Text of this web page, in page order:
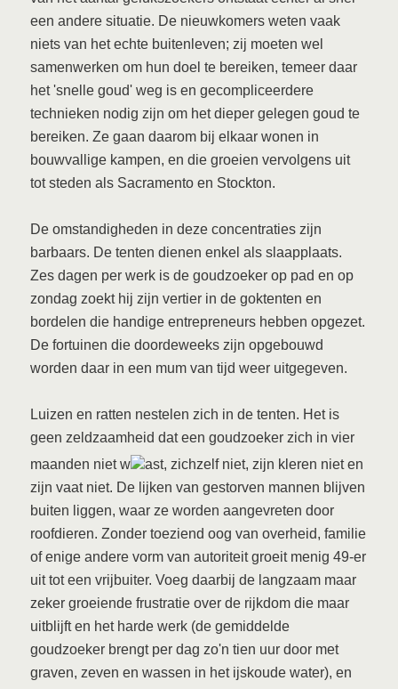
een andere situatie. De nieuwkomers weten vaak
niets van het echte buitenleven; zij moeten wel
samenwerken om hun doel te bereiken, temeer daar
het 'snelle goud' weg is en gecompliceerdere
technieken nodig zijn om het dieper gelegen goud te
bereiken. Ze gaan daarom bij elkaar wonen in
bouwvallige kampen, en die groeien vervolgens uit
tot steden als Sacramento en Stockton.
De omstandigheden in deze concentraties zijn
barbaars. De tenten dienen enkel als slaapplaats.
Zes dagen per werk is de goudzoeker op pad en op
zondag zoekt hij zijn vertier in de goktenten en
bordelen die handige entrepreneurs hebben opgezet.
De fortuinen die doordeweeks zijn opgebouwd
worden daar in een mum van tijd weer uitgegeven.
Luizen en ratten nestelen zich in de tenten. Het is
geen zeldzaamheid dat een goudzoeker zich in vier
maanden niet w
ast, zichzelf niet, zijn kleren niet en
zijn vaat niet. De lijken van gestorven mannen blijven
buiten liggen, waar ze worden aangevreten door
roofdieren. Zonder toeziend oog van overheid, familie
of enige andere vorm van autoriteit groeit menig 49-er
uit tot een vrijbuiter. Voeg daarbij de langzaam maar
zeker groeiende frustratie over de rijkdom die maar
uitblijft en het harde werk (de gemiddelde
goudzoeker brengt per dag zo'n tien uur door met
graven, zeven en wassen in het ijskoude water), en